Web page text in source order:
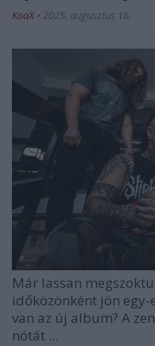
KoaX • 2025. augusztus 16.
Már lassan
időközönként jön egy-
van az új album? A
nótát ...